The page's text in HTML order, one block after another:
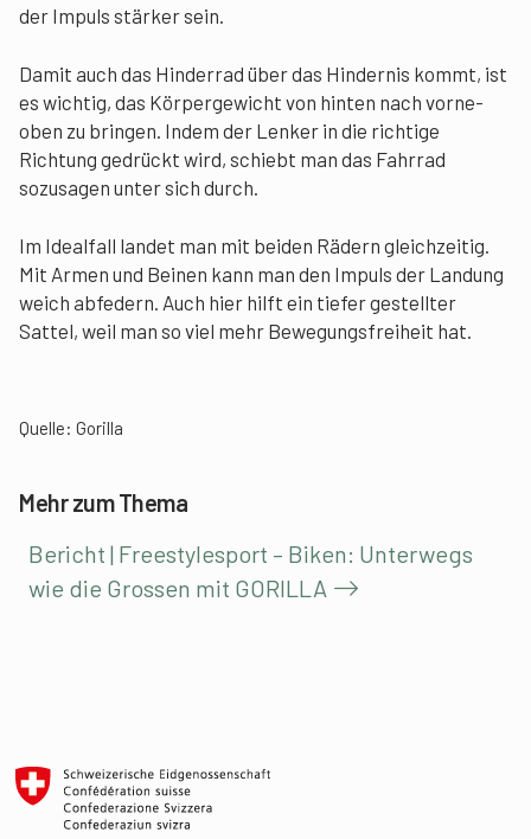
der Impuls stärker sein.
Damit auch das Hinderrad über das Hindernis kommt, ist
es wichtig, das Körpergewicht von hinten nach vorne-
oben zu bringen. Indem der Lenker in die richtige
Richtung gedrückt wird, schiebt man das Fahrrad
sozusagen unter sich durch.
Im Idealfall landet man mit beiden Rädern gleichzeitig.
Mit Armen und Beinen kann man den Impuls der Landung
weich abfedern. Auch hier hilft ein tiefer gestellter
Sattel, weil man so viel mehr Bewegungsfreiheit hat.
Quelle: Gorilla
Mehr zum Thema
Bericht | Freestylesport – Biken: Unterwegs
wie die Grossen mit GORILLA